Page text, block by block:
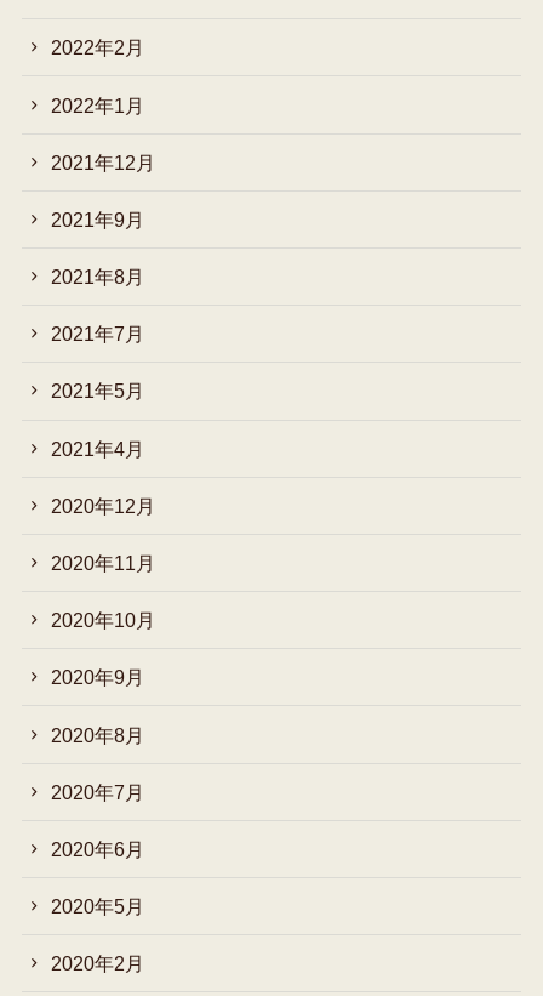
2022年2月
2022年1月
2021年12月
2021年9月
2021年8月
2021年7月
2021年5月
2021年4月
2020年12月
2020年11月
2020年10月
2020年9月
2020年8月
2020年7月
2020年6月
2020年5月
2020年2月